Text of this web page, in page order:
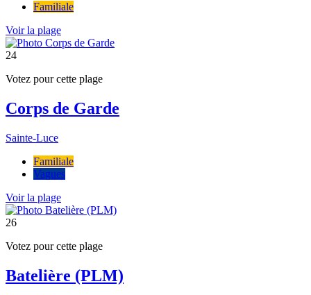
Familiale
Voir la plage
24
Votez pour cette plage
Corps de Garde
Sainte-Luce
Familiale
Vagues
Voir la plage
26
Votez pour cette plage
Batelière (PLM)